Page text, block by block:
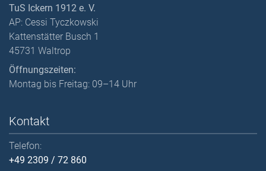
TuS Ickern 1912 e. V.
AP: Cessi Tyczkowski
Kattenstätter Busch 1
45731 Waltrop
Öffnungszeiten:
Montag bis Freitag: 09–14 Uhr
Kontakt
Telefon:
+49 2309 / 72 860